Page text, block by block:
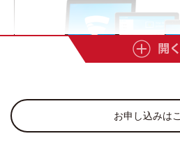
家族全員のデバイス
お申し込みは